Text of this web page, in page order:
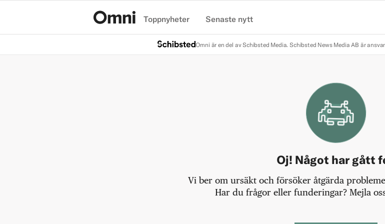
Toppnyheter Senaste nytt
Omni är en del av Schibsted Media. Schibsted News Media AB är
Oj! Något har gått
Vi ber om ursäkt och försöker åtgärda
Har du frågor eller funderingar? Mejla